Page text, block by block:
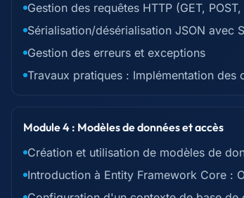
Gestion des requêtes HTTP (GET, POST,
Sérialisation/désérialisation JSON avec
Gestion des erreurs et exceptions
Travaux pratiques : Implémentation des
Module 4 : Modèles de données et accès
Création et utilisation de modèles de
Introduction à Entity Framework Core :